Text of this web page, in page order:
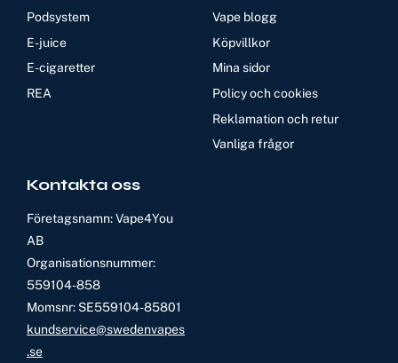
Podsystem
E-juice
E-cigaretter
REA
Vape blogg
Köpvillkor
Mina sidor
Policy och cookies
Reklamation och retur
Vanliga frågor
Kontakta oss
Företagsnamn: Vape4You
AB
Organisationsnummer:
559104-858
Momsnr: SE559104-85801
kundservice@swedenvapes
.se